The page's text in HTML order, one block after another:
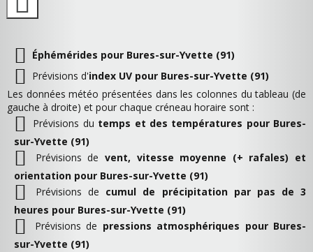
Éphémérides pour Bures-sur-Yvette (91)
Prévisions d'index UV pour Bures-sur-Yvette (91)
Les données météo présentées dans les colonnes du tableau (de
gauche à droite) et pour chaque créneau horaire sont :
Prévisions du temps et des températures pour Bures-
sur-Yvette (91)
Prévisions de vent, vitesse moyenne (+ rafales) et
orientation pour Bures-sur-Yvette (91)
Prévisions de cumul de précipitation par pas de 3
heures pour Bures-sur-Yvette (91)
Prévisions de pressions atmosphériques pour Bures-
sur-Yvette (91)